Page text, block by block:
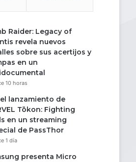
Raider: Legacy of
revela nuevos
sobre sus acertijos y
en un
10 horas
lanzamiento de
Tōkon: Fighting
en un streaming
de PassThor
1 día
presenta Micro